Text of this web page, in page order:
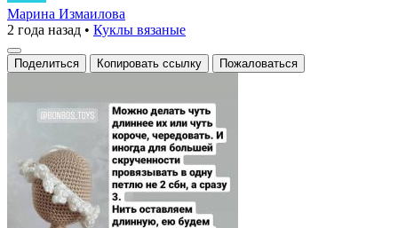
парик
для
куклы:
изюминкой!
Марина Измаилова
2 года назад • Куклы вязаные
Поделиться Копировать ссылку Пожаловаться